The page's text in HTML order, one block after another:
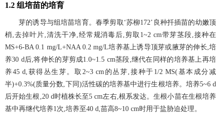
1.2 组培苗的培育
芽的诱导与组培苗培育。春季剪取‘苏柳172’良种扦插苗的幼嫩顶
梢,去掉叶片,清洗干净,经常规消毒后,剪取1~2 cm带芽茎段,接种在
MS+6-BA 0.1 mg/L+NAA 0.2 mg/L培养基上诱导顶芽或腋芽的伸长,培
养30 d后,将伸长的芽剪成1.0~1.5 cm茎段,继代在同样的培养基上再培
养45 d,获得丛生芽。取2~3 cm的丛芽,接种于1/2 MS(基本成分减
半)+0.3%(质量分数,下同)活性碳的培养基中进行生根培养。培养5~6 d
后开始生根,20 d时植株长至5 cm左右,根系发达。生根小苗在生根培养
基中再继代培养1次,培养至40 d,苗高8~10 cm时用于盐胁迫处理。